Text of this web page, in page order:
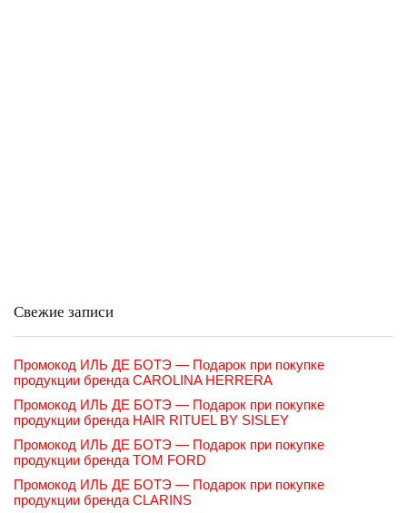
Свежие записи
Промокод ИЛЬ ДЕ БОТЭ — Подарок при покупке
продукции бренда CAROLINA HERRERA
Промокод ИЛЬ ДЕ БОТЭ — Подарок при покупке
продукции бренда HAIR RITUEL BY SISLEY
Промокод ИЛЬ ДЕ БОТЭ — Подарок при покупке
продукции бренда TOM FORD
Промокод ИЛЬ ДЕ БОТЭ — Подарок при покупке
продукции бренда CLARINS